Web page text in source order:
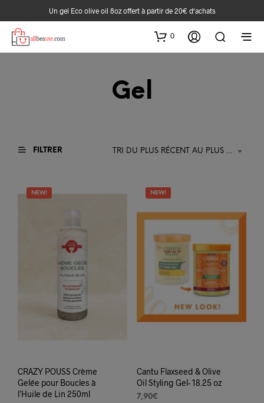
Un gel Eco olive oil 8oz offert à partir de 20€ d‘achats
0
Gel
FILTRER TRI DU PLUS RÉCENT AU PLUS ANCIEN
NEW!
CRAZY POUSS Crème
Gelée pour Boucles à
l’Huile de Lin 250ml
NEW!
Cantu Flaxseed & Olive
Oil Styling Gel- 18.25 oz
7,90€